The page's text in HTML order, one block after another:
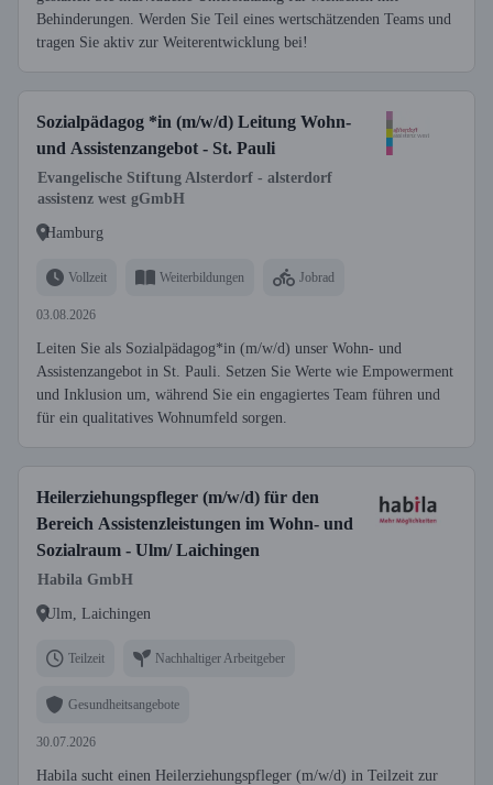
Behinderungen. Werden Sie Teil eines wertschätzenden Teams und
tragen Sie aktiv zur Weiterentwicklung bei!
Sozialpädagog *in (m/w/d) Leitung Wohn-
und Assistenzangebot - St. Pauli
Evangelische Stiftung Alsterdorf - alsterdorf
assistenz west gGmbH
Hamburg
Vollzeit Weiterbildungen Jobrad
03.08.2026
Leiten Sie als Sozialpädagog*in (m/w/d) unser Wohn- und
Assistenzangebot in St. Pauli. Setzen Sie Werte wie Empowerment
und Inklusion um, während Sie ein engagiertes Team führen und
für ein qualitatives Wohnumfeld sorgen.
Heilerziehungspfleger (m/w/d) für den
Bereich Assistenzleistungen im Wohn- und
Sozialraum - Ulm/ Laichingen
Habila GmbH
Ulm, Laichingen
Teilzeit Nachhaltiger Arbeitgeber
Gesundheitsangebote
30.07.2026
Habila sucht einen Heilerziehungspfleger (m/w/d) in Teilzeit zur